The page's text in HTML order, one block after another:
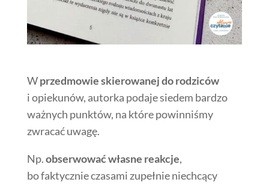
Wprzedmowie skierowanej do rodziców
i opiekunów, autorka podaje siedem bardzo
ważnych punktów, na które powinniśmy
zwracać uwagę.
Np.obserwować własne reakcje,
bo faktycznie czasami zupełnie niechcący